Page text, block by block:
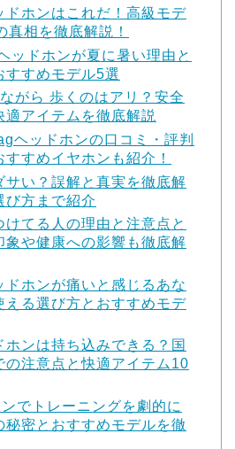
ドホンはこれだ！高級モデ
真相を徹底解説！
ッドホンが夏に暑い理由と
すすめモデル5選
がら 歩くのはアリ？安全
適アイテムを徹底解説
ヘッドホンの口コミ・評判
すめイヤホンも紹介！
サい？誤解と真実を徹底解
び方まで紹介
けてる人の理由と注意点と
象や健康への影響も徹底解
ドホンが痛いと感じるあな
える選び方とおすすめモデ
ホンは持ち込みできる？国
の注意点と快適アイテム10
でトレーニングを劇的に
秘密とおすすめモデルを徹